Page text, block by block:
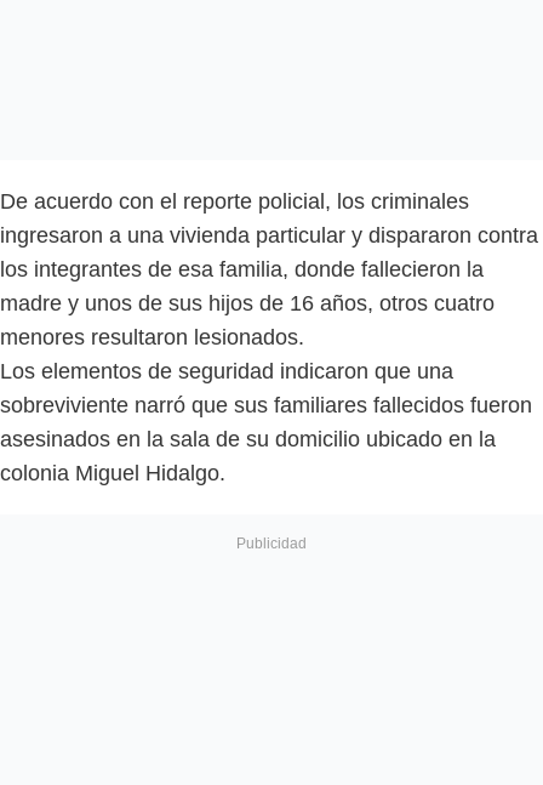
De acuerdo con el reporte policial, los criminales
ingresaron a una vivienda particular y dispararon contra
los integrantes de esa familia, donde fallecieron la
madre y unos de sus hijos de 16 años, otros cuatro
menores resultaron lesionados.
Los elementos de seguridad indicaron que una
sobreviviente narró que sus familiares fallecidos fueron
asesinados en la sala de su domicilio ubicado en la
colonia Miguel Hidalgo.